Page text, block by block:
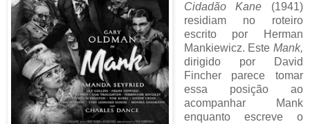
Cidadão Kane (1941)
residiam no roteiro
escrito por Herman
Mankiewicz. Este Mank,
dirigido por David
Fincher parece tomar
essa posição ao
acompanhar Mank
enquanto escreve o